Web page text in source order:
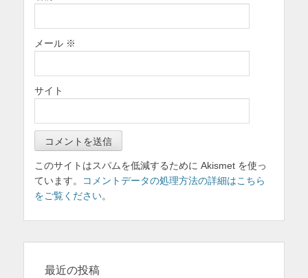
メール ※
サイト
このサイトはスパムを低減するために Akismet を使っ
ています。
コメントデータの処理方法の詳細はこちら
をご覧ください。
最近の投稿